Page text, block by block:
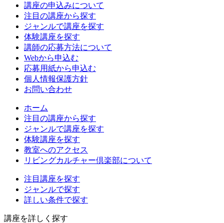
講座の申込みについて
注目の講座から探す
ジャンルで講座を探す
体験講座を探す
講師の応募方法について
Webから申込む
応募用紙から申込む
個人情報保護方針
お問い合わせ
ホーム
注目の講座から探す
ジャンルで講座を探す
体験講座を探す
教室へのアクセス
リビングカルチャー倶楽部について
注目講座を探す
ジャンルで探す
詳しい条件で探す
講座を詳しく探す